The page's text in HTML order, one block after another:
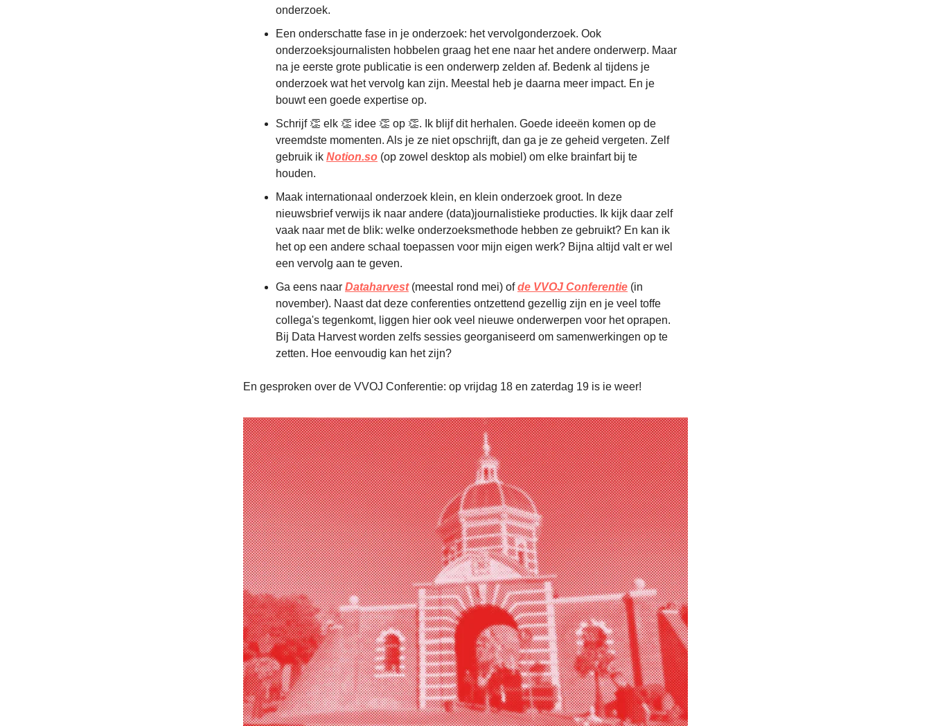
onderzoek.
Een onderschatte fase in je onderzoek: het vervolgonderzoek. Ook
onderzoeksjournalisten hobbelen graag het ene naar het andere onderwerp. Maar
na je eerste grote publicatie is een onderwerp zelden af. Bedenk al tijdens je
onderzoek wat het vervolg kan zijn. Meestal heb je daarna meer impact. En je
bouwt een goede expertise op.
Schrijf 👏 elk 👏 idee 👏 op 👏. Ik blijf dit herhalen. Goede ideeën komen op de
vreemdste momenten. Als je ze niet opschrijft, dan ga je ze geheid vergeten. Zelf
gebruik ik Notion.so (op zowel desktop als mobiel) om elke brainfart bij te
houden.
Maak internationaal onderzoek klein, en klein onderzoek groot. In deze
nieuwsbrief verwijs ik naar andere (data)journalistieke producties. Ik kijk daar zelf
vaak naar met de blik: welke onderzoeksmethode hebben ze gebruikt? En kan ik
het op een andere schaal toepassen voor mijn eigen werk? Bijna altijd valt er wel
een vervolg aan te geven.
Ga eens naar Dataharvest(meestal rond mei) ofde VVOJ Conferentie (in
november). Naast dat deze conferenties ontzettend gezellig zijn en je veel toffe
collega's tegenkomt, liggen hier ook veel nieuwe onderwerpen voor het oprapen.
Bij Data Harvest worden zelfs sessies georganiseerd om samenwerkingen op te
zetten. Hoe eenvoudig kan het zijn?
En gesproken over de VVOJ Conferentie: op vrijdag 18 en zaterdag 19 is ie weer!